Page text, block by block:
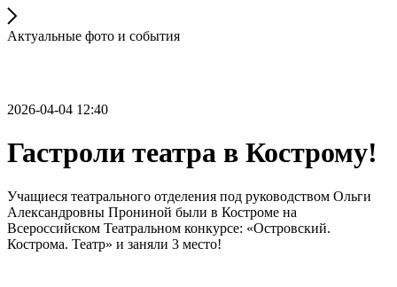
Актуальные фото и события
2026-04-04 12:40
Гастроли театра в Кострому!
Учащиеся театрального отделения под руководством Ольги
Александровны Прониной были в Костроме на
Всероссийском Театральном конкурсе: «Островский.
Кострома. Театр» и заняли 3 место!